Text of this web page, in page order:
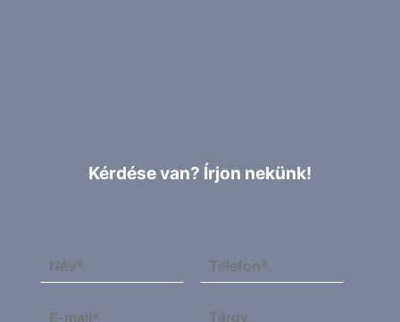
Kérdése van? Írjon nekünk!